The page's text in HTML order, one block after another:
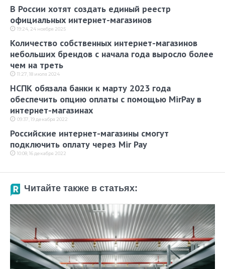
В России хотят создать единый реестр
официальных интернет-магазинов
19:24, 24 ноября 2025
Количество собственных интернет-магазинов
небольших брендов с начала года выросло более
чем на треть
11:27, 18 июля 2024
НСПК обязала банки к марту 2023 года
обеспечить опцию оплаты с помощью MirPay в
интернет-магазинах
09:37, 19 декабря 2022
Российские интернет-магазины смогут
подключить оплату через Mir Pay
10:08, 16 декабря 2022
Читайте также в статьях: